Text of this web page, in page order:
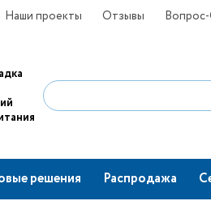
Наши проекты Отзывы
решения Распродажа